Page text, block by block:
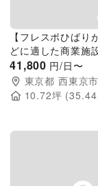
【フレスポひばり
どに適した商業施
41,800 円/日〜
東京都 西東京市
10.72坪 (35.44